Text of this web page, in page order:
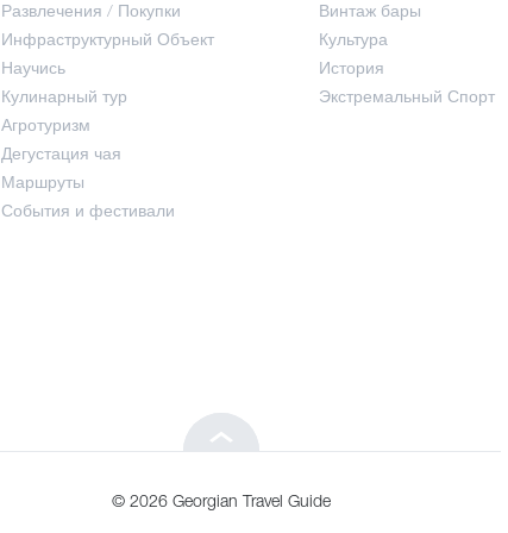
Научись
Дегустация чая
Развлечения / Покупки
Инфраструктурный Объект
Научись
Кулинарный тур
Агротуризм
Дегустация чая
Маршруты
События и фестивали
Винтаж бары
Культура
История
Экстремальный Спорт
© 2026 Georgian Travel Guide